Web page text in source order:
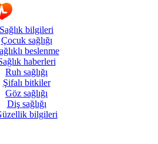
Sağlık bilgileri
Çocuk sağlığı
beslenme
haberleri
Ruh sağlığı
Şifalı bitkiler
Göz sağlığı
Diş sağlığı
bilgileri